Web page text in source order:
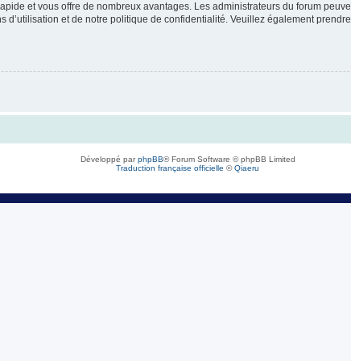
et vous offre de nombreux avantages. Les administrateurs du forum
et de notre politique de confidentialité. Veuillez également
Développé parphpBB® Forum Software © phpBB Limited
Traduction française officielle ©Qiaeru